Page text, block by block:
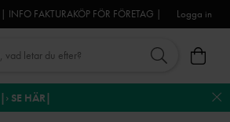
| INFO FAKTURAKÖP FÖR FÖRETAG | Logga in
DJ-UTRUSTNING TROSS
|› SE HÄR|